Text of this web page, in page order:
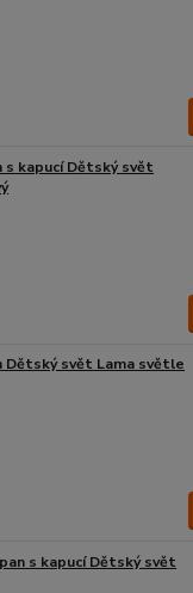
s kapucí Dětský svět
Dětský svět Lama světle
s kapucí Dětský svět